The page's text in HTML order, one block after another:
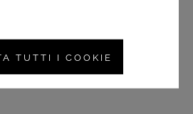
TUTTI I COOKIE